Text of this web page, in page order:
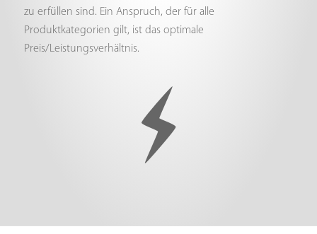
zu erfüllen sind. Ein Anspruch, der für alle
Produktkategorien gilt, ist das optimale
Preis/Leistungsverhältnis.